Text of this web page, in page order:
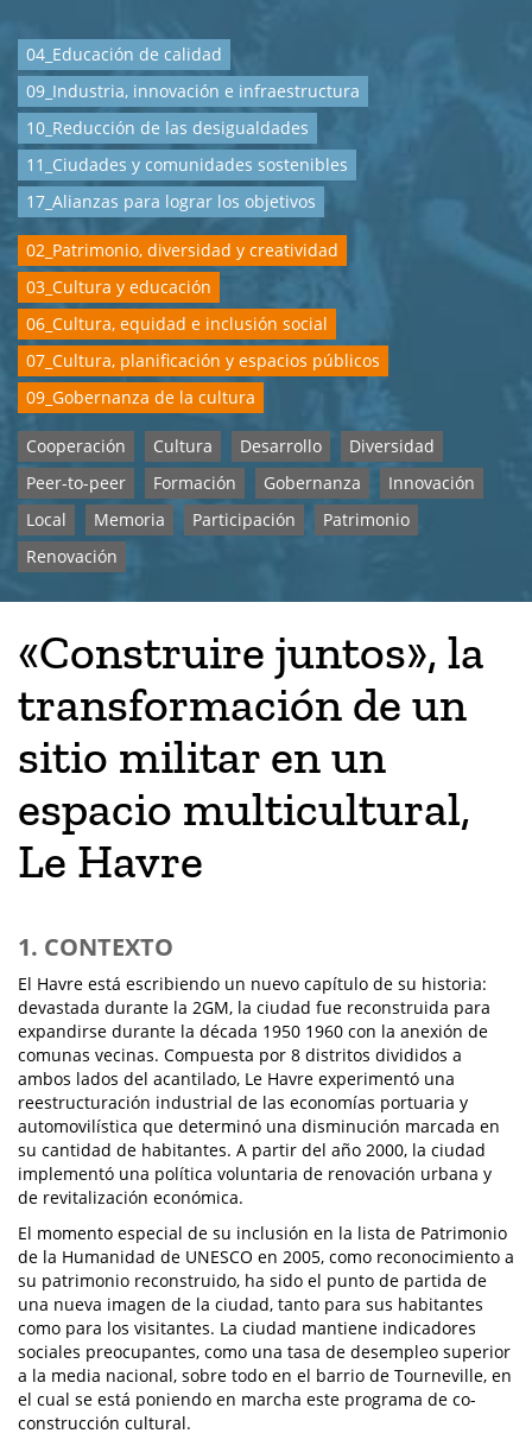
04_Educación de calidad
09_Industria, innovación e infraestructura
10_Reducción de las desigualdades
11_Ciudades y comunidades sostenibles
17_Alianzas para lograr los objetivos
02_Patrimonio, diversidad y creatividad
03_Cultura y educación
06_Cultura, equidad e inclusión social
07_Cultura, planificación y espacios públicos
09_Gobernanza de la cultura
Cooperación Cultura Desarrollo
Diversidad
Peer-to-peer
Formación Gobernanza
Innovación
Local
Memoria Participación
Patrimonio
Renovación
«Construire juntos», la
transformación de un
sitio militar en un
espacio multicultural,
Le Havre
1. CONTEXTO
El Havre está escribiendo un nuevo capítulo de su historia:
devastada durante la 2GM, la ciudad fue reconstruida para
expandirse durante la década 1950 1960 con la anexión de
comunas vecinas. Compuesta por 8 distritos divididos a
ambos lados del acantilado, Le Havre experimentó una
reestructuración industrial de las economías portuaria y
automovilística que determinó una disminución marcada en
su cantidad de habitantes. A partir del año 2000, la ciudad
implementó una política voluntaria de renovación urbana y
de revitalización económica.
El momento especial de su inclusión en la lista de Patrimonio
de la Humanidad de UNESCO en 2005, como reconocimiento a
su patrimonio reconstruido, ha sido el punto de partida de
una nueva imagen de la ciudad, tanto para sus habitantes
como para los visitantes. La ciudad mantiene indicadores
sociales preocupantes, como una tasa de desempleo superior
a la media nacional, sobre todo en el barrio de Tourneville, en
el cual se está poniendo en marcha este programa de co-
construcción cultural.